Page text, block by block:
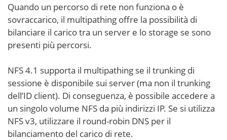
Quando un percorso di rete non funziona o è
sovraccarico, il multipathing offre la possibilità di
bilanciare il carico tra un server e lo storage se sono
presenti più percorsi.
NFS 4.1 supporta il multipathing se il trunking di
sessione è disponibile sui server (ma non il trunking
dell’ID client). Di conseguenza, è possibile accedere a
un singolo volume NFS da più indirizzi IP. Se si utilizza
NFS v3, utilizzare il round-robin DNS per il
bilanciamento del carico di rete.